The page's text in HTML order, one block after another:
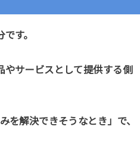
す。
サービスとして提供する側
を解決できそうなとき」で、